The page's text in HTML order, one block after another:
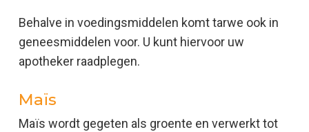
Behalve in voedingsmiddelen komt tarwe ook in
geneesmiddelen voor. U kunt hiervoor uw
apotheker raadplegen.
Maïs
Maïs wordt gegeten als groente en verwerkt tot